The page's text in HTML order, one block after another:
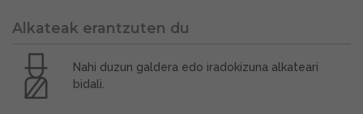
Alkateak erantzuten du
Nahi duzun galdera edo iradokizuna alkateari
bidali.